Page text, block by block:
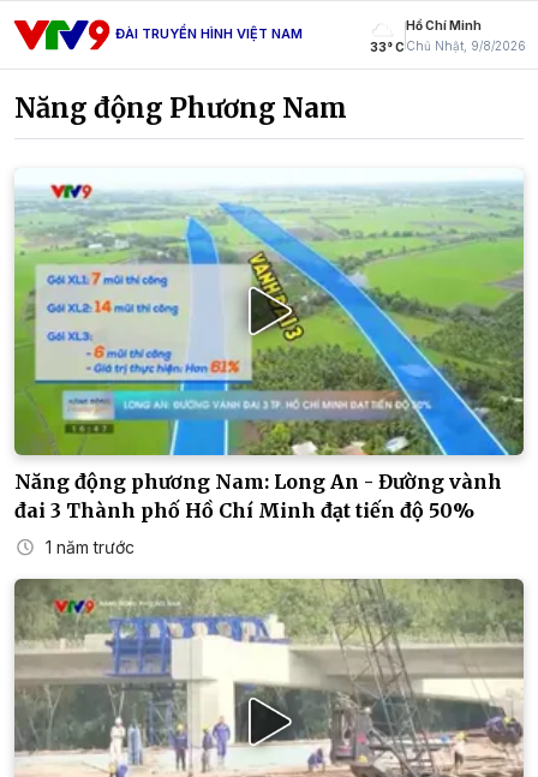
ĐÀI TRUYỀN HÌNH VIỆT NAM
33° C
Hồ Chí Minh
Chủ Nhật, 9/8/2026
Năng động Phương Nam
Năng động phương Nam: Long An - Đường vành
đai 3 Thành phố Hồ Chí Minh đạt tiến độ 50%
1 năm trước